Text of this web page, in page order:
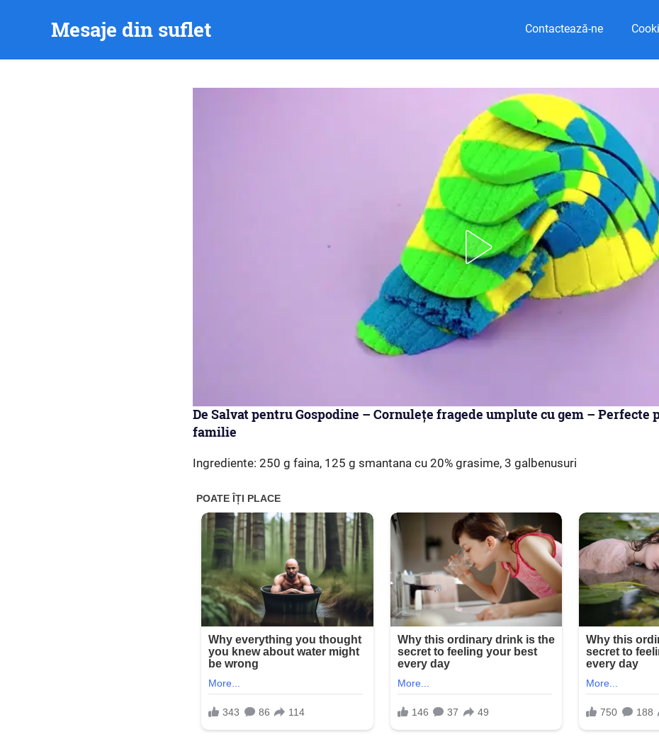
Mesaje din suflet Contactează-ne
De Salvat pentru Gospodine – Cornulețe fragede umplute cu gem – Perfecte
familie
Ingrediente: 250 g faina, 125 g smantana cu 20% grasime, 3 galbenusuri